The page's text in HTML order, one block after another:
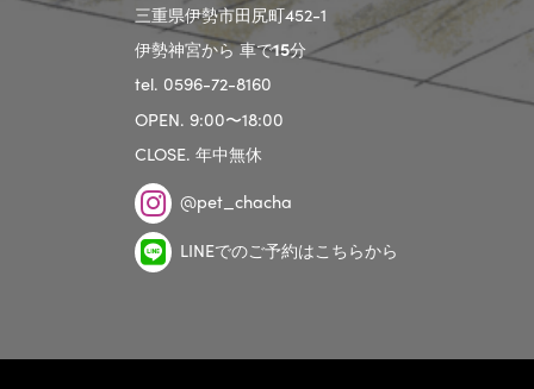
三重県伊勢市田尻町452-1
伊勢神宮から 車で15分
tel. 0596-72-8160
OPEN. 9:00〜18:00
CLOSE. 年中無休
@pet_chacha
LINEでのご予約はこちらから